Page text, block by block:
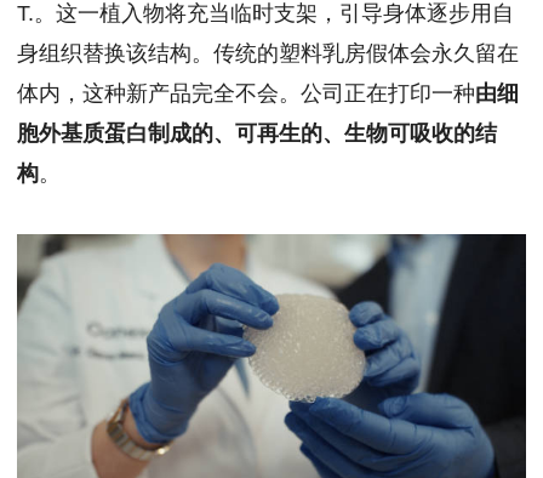
T.。这一植入物将充当临时支架，引导身体逐步用自
身组织替换该结构。传统的塑料乳房假体会永久留在
体内，这种新产品完全不会。公司正在打印一种由细
胞外基质蛋白制成的、可再生的、生物可吸收的结
构。